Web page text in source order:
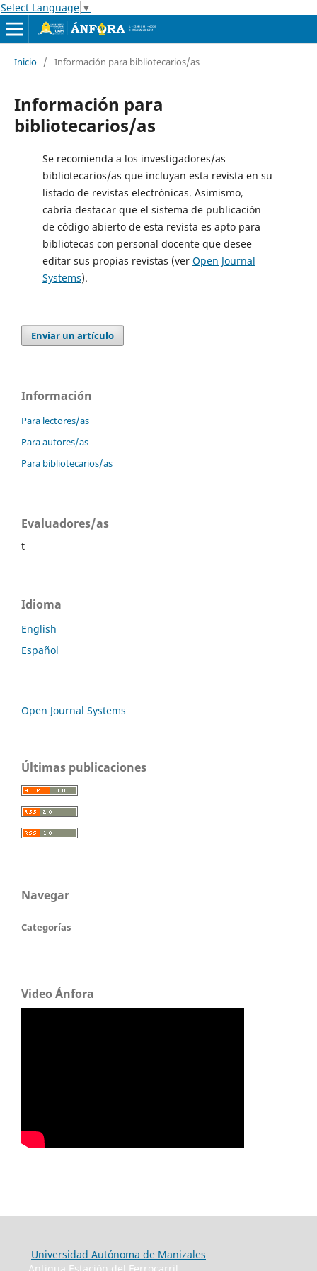
Select Language ▼
Inicio / Información para bibliotecarios/as
Información para
bibliotecarios/as
Se recomienda a los investigadores/as
bibliotecarios/as que incluyan esta revista en su
listado de revistas electrónicas. Asimismo,
cabría destacar que el sistema de publicación
de código abierto de esta revista es apto para
bibliotecas con personal docente que desee
editar sus propias revistas (ver Open Journal
Systems).
Enviar un artículo
Información
Para lectores/as
Para autores/as
Para bibliotecarios/as
Evaluadores/as
t
Idioma
English
Español
Open Journal Systems
Últimas publicaciones
Navegar
Categorías
Video Ánfora
Universidad Autónoma de Manizales